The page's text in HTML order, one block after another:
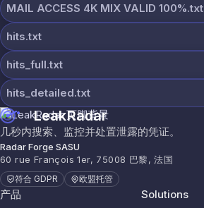
MAIL ACCESS 4K MIX VALID 100%.txt
hits.txt
hits_full.txt
hits_detailed.txt
LeakRadar
几秒内搜索、监控并处置泄露的凭证。
Radar Forge SASU
60 rue François 1er, 75008 巴黎, 法国
符合 GDPR 欧盟托管
产品 Solutions